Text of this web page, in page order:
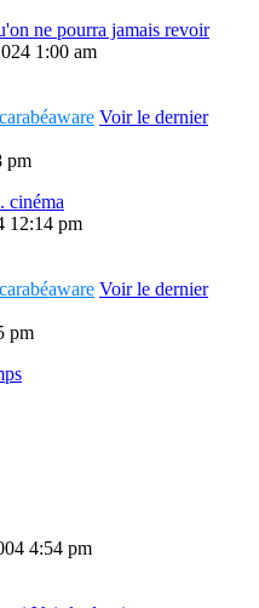
ne pourra jamais revoir
1:00 am
Voir le dernier
pm
cinéma
12:14 pm
Voir le dernier
pm
4:54 pm